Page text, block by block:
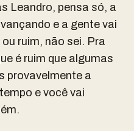
Leandro, pensa só, a
e a gente vai
ruim, não sei. Pra
é ruim que algumas
provavelmente a
e você vai